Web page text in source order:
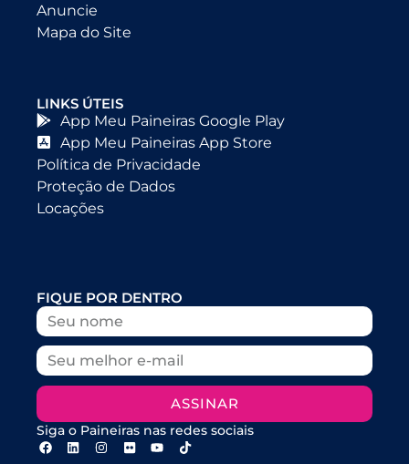
Anuncie
Mapa do Site
LINKS ÚTEIS
App Meu Paineiras Google Play
App Meu Paineiras App Store
Política de Privacidade
Proteção de Dados
Locações
FIQUE POR DENTRO
ASSINAR
Siga o Paineiras nas redes sociais